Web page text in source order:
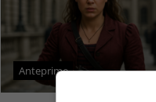
Anteprime